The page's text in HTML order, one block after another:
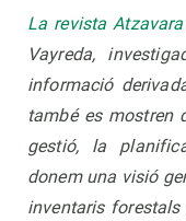
La revista Atzavara
Vayreda,
informació
també es mostren
gestió, la
donem una visió
inventaris